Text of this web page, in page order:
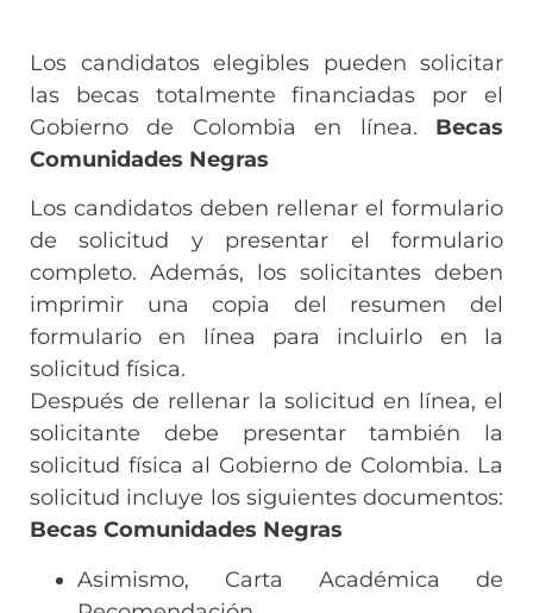
Los candidatos elegibles pueden solicitar
las becas totalmente financiadas por el
Gobierno de Colombia en línea. Becas
Comunidades Negras
Los candidatos deben rellenar el formulario
de solicitud y presentar el formulario
completo. Además, los solicitantes deben
imprimir una copia del resumen del
formulario en línea para incluirlo en la
solicitud física.
Después de rellenar la solicitud en línea, el
solicitante debe presentar también la
solicitud física al Gobierno de Colombia. La
solicitud incluye los siguientes documentos:
Becas Comunidades Negras
Asimismo, Carta Académica de